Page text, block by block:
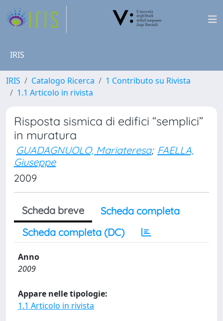
IRIS
IRIS Catalogo Ricerca
1 Contributo su Rivista
1.1 Articolo in rivista
Risposta sismica di edifici “semplici”
in muratura
GUADAGNUOLO, Mariateresa; FAELLA,
Giuseppe
2009
Scheda breve
Scheda completa
Scheda completa (DC)
Anno
2009
Appare nelle tipologie:
1.1 Articolo in rivista